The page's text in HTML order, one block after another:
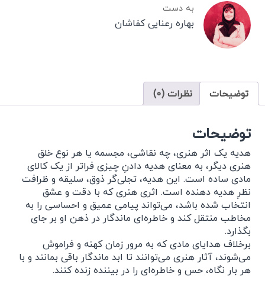
به دست
بهاره رعنایی کفاشان
توضیحات نظرات (0)
توضیحات
هدیه یک اثر هنری، چه نقاشی، مجسمه یا هر نوع خلق
هنری دیگر، به معنای هدیه دادنِ چیزی فراتر از یک کالای
مادی ساده است. این هدیه، تجلی‌گر ذوق، سلیقه و ظرافت
نظرِ هدیه دهنده است. اثری هنری که با دقت و عشق
انتخاب شده باشد، می‌تواند پیامی عمیق و احساسی را به
مخاطب منتقل کند و خاطره‌ای ماندگار در ذهن او بر جای
بگذارد.
برخلاف هدایای مادی که به مرور زمان کهنه و فراموش
می‌شوند، آثار هنری می‌توانند تا ابد ماندگار باقی بمانند و با
هر بار نگاه، حس و خاطره‌ای را در بیننده زنده کنند.